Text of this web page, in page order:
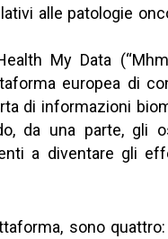
alle patologie
My Data
europea di
di informazioni
da una parte, gli
a diventare gli
sono